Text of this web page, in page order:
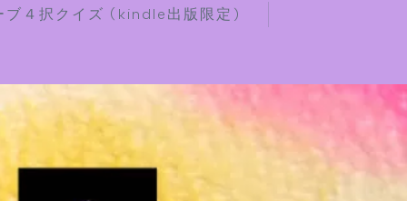
４択クイズ (kindle出版限定)